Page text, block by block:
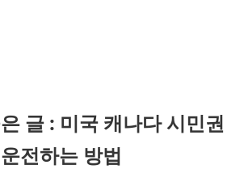
글 : 미국 캐나다 시민권
전하는 방법